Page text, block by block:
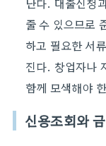
줄 수 있으므로
하고 필요한 서
진다. 창업자나
함께 모색해야
신용조회와